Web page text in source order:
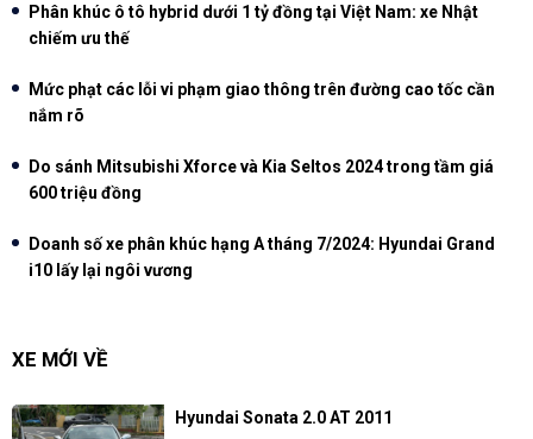
Phân khúc ô tô hybrid dưới 1 tỷ đồng tại Việt Nam: xe Nhật
chiếm ưu thế
Mức phạt các lỗi vi phạm giao thông trên đường cao tốc cần
nắm rõ
Do sánh Mitsubishi Xforce và Kia Seltos 2024 trong tầm giá
600 triệu đồng
Doanh số xe phân khúc hạng A tháng 7/2024: Hyundai Grand
i10 lấy lại ngôi vương
XE MỚI VỀ
Hyundai Sonata 2.0 AT 2011